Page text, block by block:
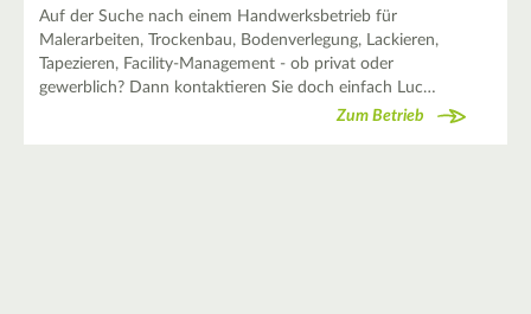
Auf der Suche nach einem Handwerksbetrieb für
Malerarbeiten, Trockenbau, Bodenverlegung, Lackieren,
Tapezieren, Facility-Management - ob privat oder
gewerblich? Dann kontaktieren Sie doch einfach Luc…
Zum Betrieb